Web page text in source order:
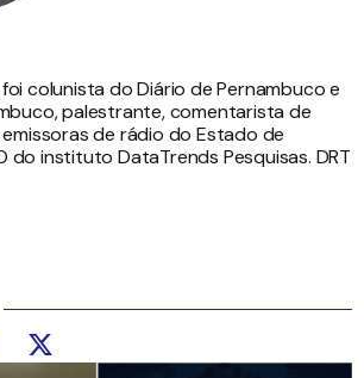
colunista do Diário de Pernambuco e
palestrante, comentarista de
de rádio do Estado de
do instituto DataTrends Pesquisas. DRT